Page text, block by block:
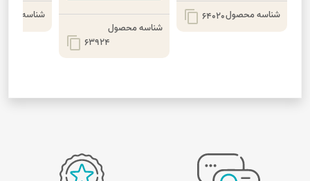
شناسه محصول64020
content_copy
شناسه محصول
63924
content_copy
شناسه